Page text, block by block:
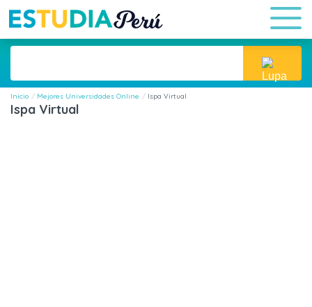
Inicio Mejores Universidades Online Ispa Virtual
Ispa Virtual